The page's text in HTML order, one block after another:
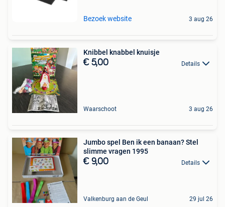
Bezoek website 3 aug 26
Knibbel knabbel knuisje
€ 5,00 Details
Waarschoot 3 aug 26
Jumbo spel Ben ik een banaan? Stel
slimme vragen 1995
€ 9,00 Details
Valkenburg aan de Geul 29 jul 26